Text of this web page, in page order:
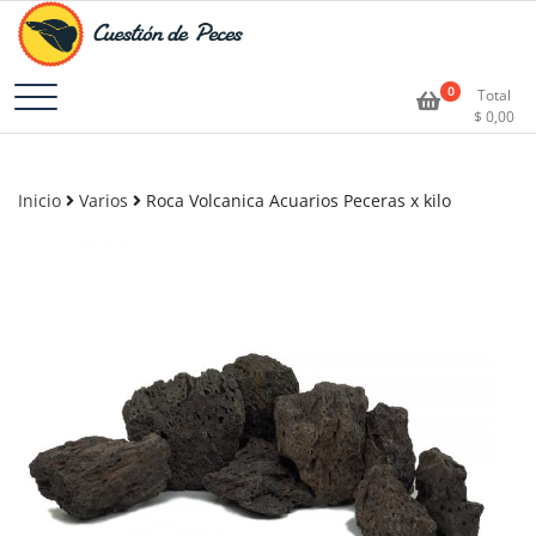
Cuestión de Peces –
Aquarium Supplies
Accesorios e Insumos Para Acuarismo 0
Total
$ 0,00
Inicio Varios Roca Volcanica Acuarios Peceras x kilo